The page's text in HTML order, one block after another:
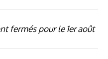
fermés pour le 1er août